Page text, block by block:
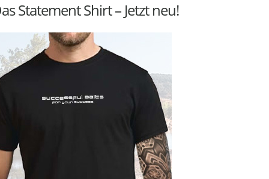
Statement Shirt – Jetzt neu!